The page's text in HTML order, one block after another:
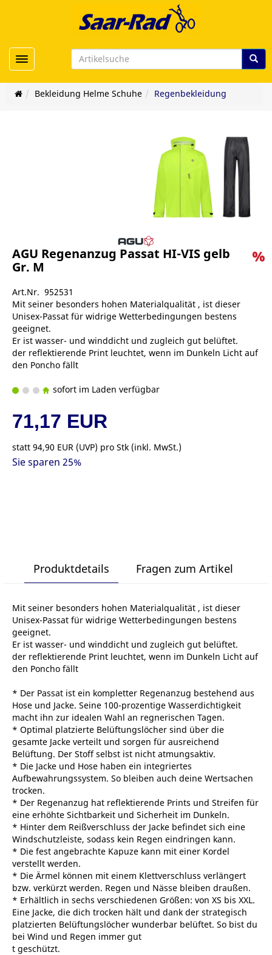
Toggle navigation
Bekleidung Helme Schuhe Regenbekleidung
AGU Regenanzug Passat HI-VIS gelb
Gr. M
Art.Nr. 952531
Mit seiner besonders hohen Materialqualität , ist dieser
Unisex-Passat für widrige Wetterbedingungen bestens
geeignet.
Er ist wasser- und winddicht und zugleich gut belüftet.
der reflektierende Print leuchtet, wenn im Dunkeln Licht auf
den Poncho fällt
sofort im Laden verfügbar
71,17 EUR
statt 94,90 EUR (UVP) pro Stk (inkl. MwSt.)
Sie sparen 25%
Produktdetails Fragen zum Artikel
Mit seiner besonders hohen Materialqualität , ist dieser
Unisex-Passat für widrige Wetterbedingungen bestens
geeignet.
Er ist wasser- und winddicht und zugleich gut belüftet.
der reflektierende Print leuchtet, wenn im Dunkeln Licht auf
den Poncho fällt
* Der Passat ist ein kompletter Regenanzug bestehend aus
Hose und Jacke. Seine 100-prozentige Wasserdichtigkeit
macht ihn zur idealen Wahl an regnerischen Tagen.
* Optimal platzierte Belüftungslöcher sind über die
gesamte Jacke verteilt und sorgen für ausreichend
Belüftung. Der Stoff selbst ist nicht atmungsaktiv.
* Die Jacke und Hose haben ein integriertes
Aufbewahrungssystem. So bleiben auch deine Wertsachen
trocken.
* Der Regenanzug hat reflektierende Prints und Streifen für
eine erhöhte Sichtbarkeit und Sicherheit im Dunkeln.
* Hinter dem Reißverschluss der Jacke befindet sich eine
Windschutzleiste, sodass kein Regen eindringen kann.
* Die fest angebrachte Kapuze kann mit einer Kordel
verstellt werden.
* Die Ärmel können mit einem Klettverschluss verlängert
bzw. verkürzt werden. Regen und Nässe bleiben draußen.
* Erhältlich in sechs verschiedenen Größen: von XS bis XXL.
Eine Jacke, die dich trocken hält und dank der strategisch
platzierten Belüftungslöcher wunderbar belüftet. So bist du
bei Wind und Regen immer gut
t geschützt.